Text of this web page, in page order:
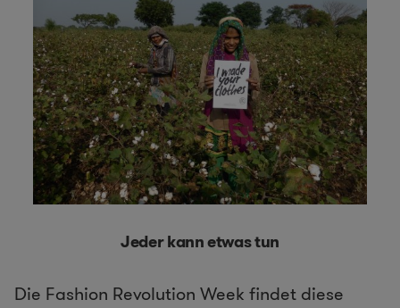
Jeder kann etwas tun
Die Fashion Revolution Week findet diese